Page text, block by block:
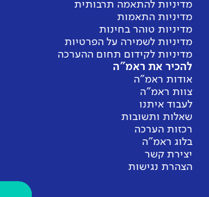
מדיניות להתאמה תרבותית
מדיניות התאמות
מדיניות טוהר בחינות
מדיניות לשמירה על הפרטיות
מדיניות לקידום תחום ההערכה
להכיר את ראמ"ה
אודות ראמ"ה
צוות ראמ"ה
לעבוד איתנו
שאלות ותשובות
רכזות הערכה
בלוג ראמ"ה
יצירת קשר
הצהרת נגישות